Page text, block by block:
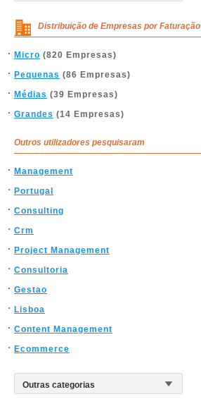
Distribuição de Empresas por Faturação
Micro (820 Empresas)
Pequenas (86 Empresas)
Médias (39 Empresas)
Grandes (14 Empresas)
Outros utilizadores pesquisaram
Management
Portugal
Consulting
Crm
Project Management
Consultoria
Gestao
Lisboa
Content Management
Ecommerce